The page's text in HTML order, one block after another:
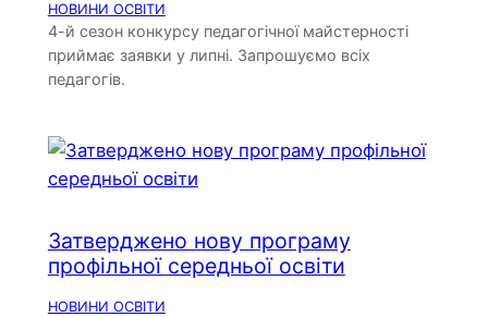
НОВИНИ ОСВІТИ
4-й сезон конкурсу педагогічної майстерності
приймає заявки у липні. Запрошуємо всіх
педагогів.
Затверджено нову програму
профільної середньої освіти
НОВИНИ ОСВІТИ